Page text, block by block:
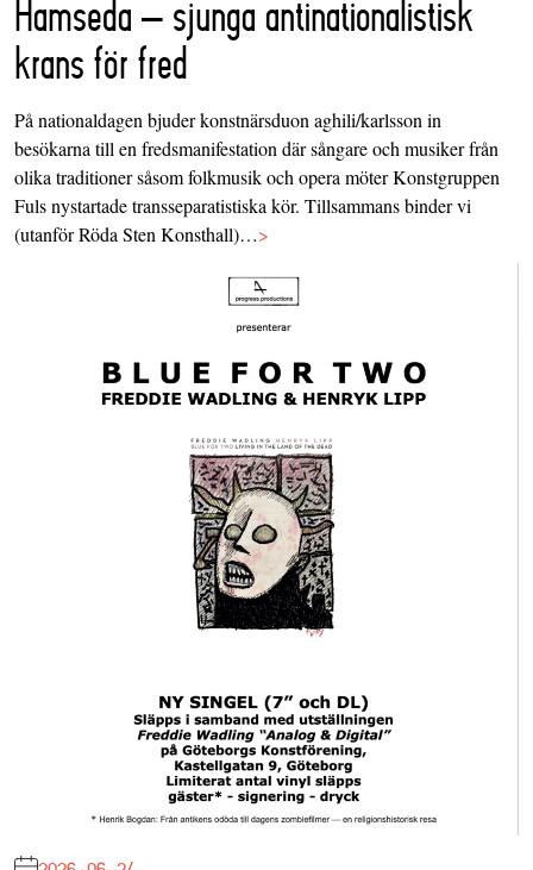
Hamseda – sjunga antinationalistisk
krans för fred
På nationaldagen bjuder konstnärsduon aghili/karlsson in
besökarna till en fredsmanifestation där sångare och musiker från
olika traditioner såsom folkmusik och opera möter Konstgruppen
Fuls nystartade transseparatistiska kör. Tillsammans binder vi
(utanför Röda Sten Konsthall)…>